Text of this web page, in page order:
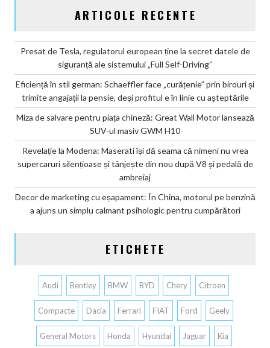
ARTICOLE RECENTE
Presat de Tesla, regulatorul european ține la secret datele de
siguranță ale sistemului „Full Self-Driving”
Eficiență în stil german: Schaeffler face „curățenie” prin birouri și
trimite angajații la pensie, deși profitul e în linie cu așteptările
Miza de salvare pentru piața chineză: Great Wall Motor lansează
SUV-ul masiv GWM H10
Revelație la Modena: Maserati își dă seama că nimeni nu vrea
supercaruri silențioase și tânjește din nou după V8 și pedală de
ambreiaj
Decor de marketing cu eșapament: În China, motorul pe benzină
a ajuns un simplu calmant psihologic pentru cumpărători
ETICHETE
Audi Bentley BMW BYD Chery Citroen
Compacte Dacia Ferrari FIAT Ford Geely
General Motors Honda Hyundai Jaguar Kia